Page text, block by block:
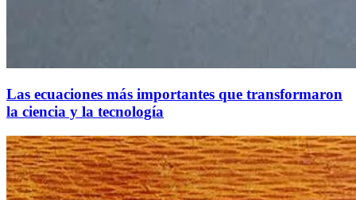
Las ecuaciones más importantes que transformaron
la ciencia y la tecnología